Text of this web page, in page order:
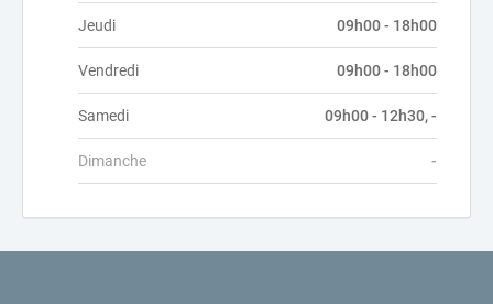
Jeudi 09h00 - 18h00
Vendredi 09h00 - 18h00
Samedi 09h00 - 12h30, -
Dimanche -